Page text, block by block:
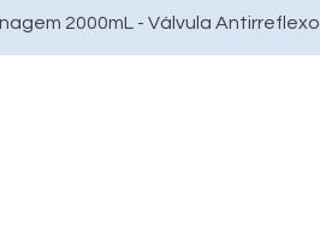
2000mL - Válvula Antirreflexo